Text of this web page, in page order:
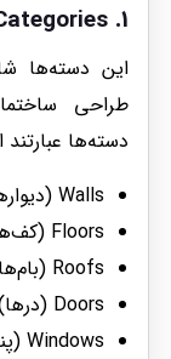
1.
این دسته‌ها
طراحی
دسته‌ها عبارتند
Walls (دیوارها)
Floors (کف‌ها)
Roofs (بام‌ها)
Doors (درها)
Windows (پنجره‌ها)